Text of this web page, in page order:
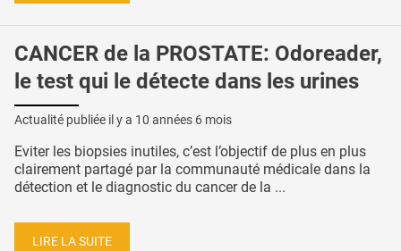
CANCER de la PROSTATE: Odoreader,
le test qui le détecte dans les urines
Actualité publiée il y a 10 années 6 mois
Eviter les biopsies inutiles, c’est l’objectif de plus en plus
clairement partagé par la communauté médicale dans la
détection et le diagnostic du cancer de la ...
LIRE LA SUITE